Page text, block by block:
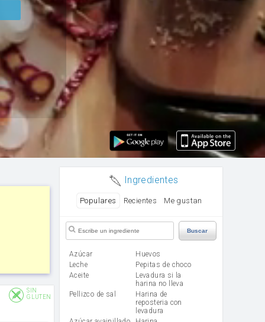
SIN
GLUTEN
Ingredientes
Populares Recientes Me gustan
Buscar
Azúcar
huevos
leche
Pepitas de choco
aceite
Levadura si la
harina no lleva
Pellizco de sal
Harina de
reposteria con
levadura